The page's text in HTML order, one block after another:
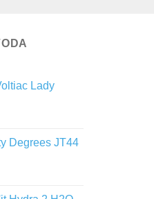
Lady
Degrees JT44